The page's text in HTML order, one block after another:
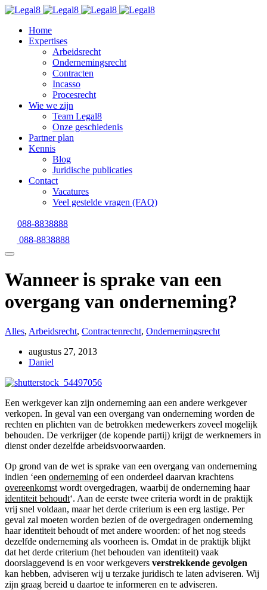
Home
Expertises
Arbeidsrecht
Ondernemingsrecht
Contracten
Incasso
Procesrecht
Wie we zijn
Team Legal8
Onze geschiedenis
Partner plan
Kennis
Blog
Juridische publicaties
Contact
Vacatures
Veel gestelde vragen (FAQ)
088-8838888
088-8838888
Wanneer is sprake van een
overgang van onderneming?
Alles, Arbeidsrecht, Contractenrecht, Ondernemingsrecht
augustus 27, 2013
Daniel
Een werkgever kan zijn onderneming aan een andere werkgever
verkopen. In geval van een overgang van onderneming worden de
rechten en plichten van de betrokken medewerkers zoveel mogelijk
behouden. De verkrijger (de kopende partij) krijgt de werknemers in
dienst onder dezelfde arbeidsvoorwaarden.
Op grond van de wet is sprake van een overgang van onderneming
indien ‘een onderneming of een onderdeel daarvan krachtens
overeenkomst wordt overgedragen, waarbij de onderneming haar
identiteit behoudt‘. Aan de eerste twee criteria wordt in de praktijk
vrij snel voldaan, maar het derde criterium is een erg lastige. Per
geval zal moeten worden bezien of de overgedragen onderneming
haar identiteit behoudt of met andere woorden: of het nog steeds
dezelfde onderneming als voorheen is. Omdat in de praktijk blijkt
dat het derde criterium (het behouden van identiteit) vaak
doorslaggevend is en voor werkgevers verstrekkende gevolgen
kan hebben, adviseren wij u terzake juridisch te laten adviseren. Wij
zijn graag bereid u daartoe te informeren en te adviseren.